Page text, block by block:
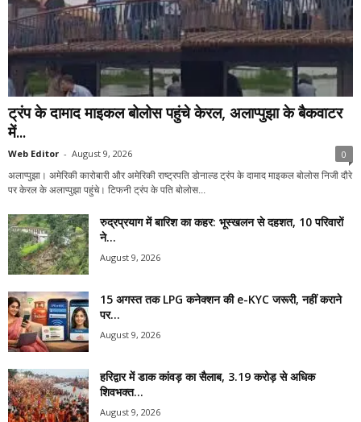
ट्रंप के दामाद माइकल बोलोस पहुंचे केरल, अलाप्पुझा के बैकवाटर
में...
Web Editor - August 9, 2026 0
अलाप्पुझा। अमेरिकी कारोबारी और अमेरिकी राष्ट्रपति डोनाल्ड ट्रंप के दामाद माइकल बोलोस निजी दौरे
पर केरल के अलाप्पुझा पहुंचे। टिफनी ट्रंप के पति बोलोस...
रुद्रप्रयाग में बारिश का कहर: भूस्खलन से दहशत, 10 परिवारों
ने...
August 9, 2026
15 अगस्त तक LPG कनेक्शन की e-KYC जरूरी, नहीं कराने
पर...
August 9, 2026
हरिद्वार में डाक कांवड़ का सैलाब, 3.19 करोड़ से अधिक
शिवभक्त...
August 9, 2026